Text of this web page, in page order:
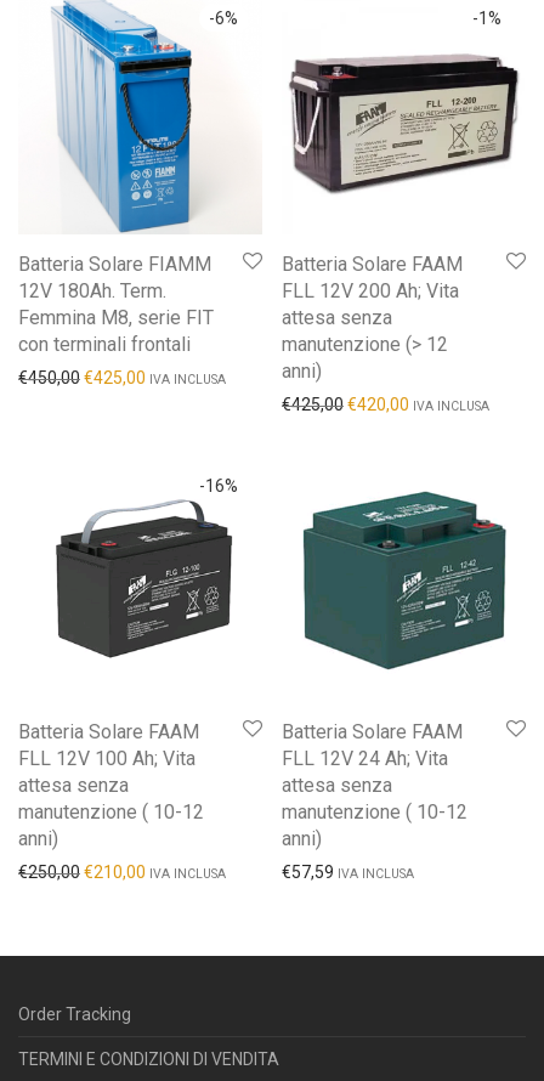
-6%
Batteria Solare FIAMM
12V 180Ah. Term.
Femmina M8, serie FIT
con terminali frontali
€450,00€425,00 IVA INCLUSA
-1%
Batteria Solare FAAM
FLL 12V 200 Ah; Vita
attesa senza
manutenzione (> 12
anni)
€425,00€420,00 IVA INCLUSA
-16%
Batteria Solare FAAM
FLL 12V 100 Ah; Vita
attesa senza
manutenzione ( 10-12
anni)
€250,00€210,00 IVA INCLUSA
Batteria Solare FAAM
FLL 12V 24 Ah; Vita
attesa senza
manutenzione ( 10-12
anni)
€57,59 IVA INCLUSA
Order Tracking
TERMINI E CONDIZIONI DI VENDITA